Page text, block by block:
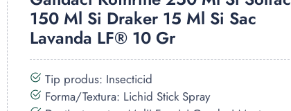
150 Ml Si Draker 15 Ml Si Sac
Lavanda LF® 10 Gr
Tip produs: Insecticid
Forma/Textura: Lichid Stick Spray